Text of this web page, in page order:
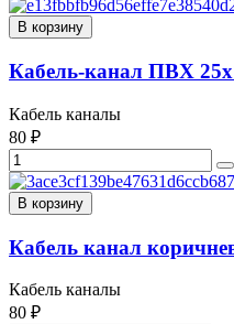
В корзину
Кабель-канал ПВХ
Кабель каналы
80 ₽
В корзину
Кабель канал
Кабель каналы
80 ₽